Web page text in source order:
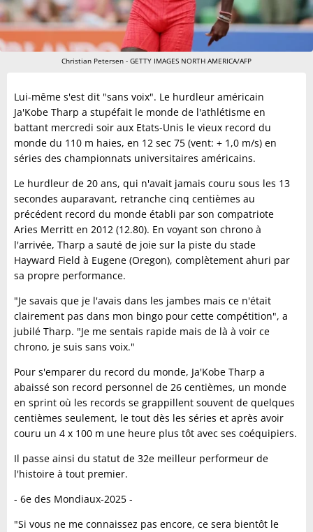
Christian Petersen - GETTY IMAGES NORTH AMERICA/AFP
Lui-même s'est dit "sans voix". Le hurdleur américain
Ja'Kobe Tharp a stupéfait le monde de l'athlétisme en
battant mercredi soir aux Etats-Unis le vieux record du
monde du 110 m haies, en 12 sec 75 (vent: + 1,0 m/s) en
séries des championnats universitaires américains.
Le hurdleur de 20 ans, qui n'avait jamais couru sous les 13
secondes auparavant, retranche cinq centièmes au
précédent record du monde établi par son compatriote
Aries Merritt en 2012 (12.80). En voyant son chrono à
l'arrivée, Tharp a sauté de joie sur la piste du stade
Hayward Field à Eugene (Oregon), complètement ahuri par
sa propre performance.
"Je savais que je l'avais dans les jambes mais ce n'était
clairement pas dans mon bingo pour cette compétition", a
jubilé Tharp. "Je me sentais rapide mais de là à voir ce
chrono, je suis sans voix."
Pour s'emparer du record du monde, Ja'Kobe Tharp a
abaissé son record personnel de 26 centièmes, un monde
en sprint où les records se grappillent souvent de quelques
centièmes seulement, le tout dès les séries et après avoir
couru un 4 x 100 m une heure plus tôt avec ses coéquipiers.
Il passe ainsi du statut de 32e meilleur performeur de
l'histoire à tout premier.
- 6e des Mondiaux-2025 -
"Si vous ne me connaissez pas encore, ce sera bientôt le